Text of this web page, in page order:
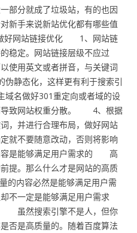
部分就成了垃圾站，有的也因
新手来说新站优化都有哪些值
好网站链接优化 1、网站链
稳定。网站链接层级不应过
使用英文或者拼音，与关键词
静态化，这样更有利于搜索引
名做好301重定向或者域的设
导致网站权重分散。 4、根据
，并进行合理布局，做好网站
就不要随意改动，否则将影响
是能够满足用户需求的 高
提。那么什么才是网站的高质
的内容必然是能够满足用户需
不一定是能够满足用户需求
虽然搜索引擎不是人，但你
否是高质量的。随着百度算法